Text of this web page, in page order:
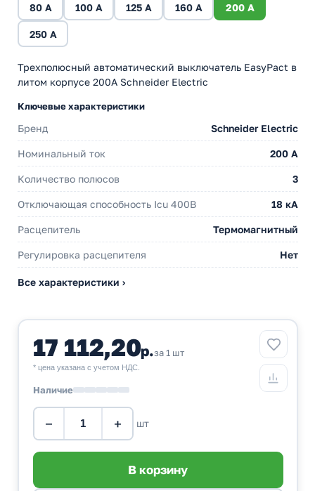
80 A 100 A 125 A 160 A 200 A
250 A
Трехполюсный автоматический выключатель EasyPact в
литом корпусе 200А Schneider Electric
Ключевые характеристики
Бренд Schneider Electric
Номинальный ток 200 A
Количество полюсов 3
Отключающая способность Icu 400В 18 кА
Расцепитель Термомагнитный
Регулировка расцепителя Нет
Все характеристики ›
17 112,20р.за 1 шт
* цена указана с учетом НДС.
Наличие
− + шт